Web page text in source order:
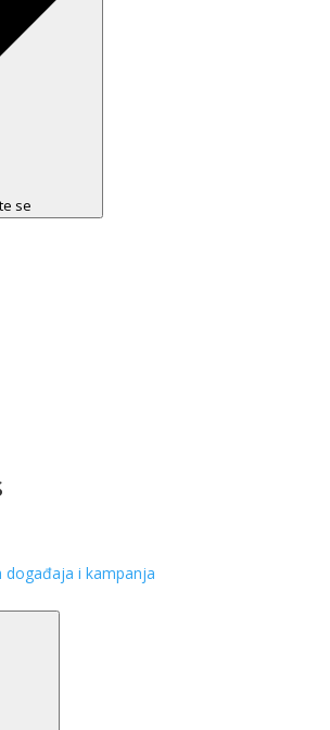
se
događaja i kampanja